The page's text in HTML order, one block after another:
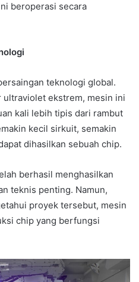
beroperasi secara
teknologi global.
ultraviolet ekstrem, mesin ini
kali lebih tipis dari rambut
kecil sirkuit, semakin
dihasilkan sebuah chip.
berhasil menghasilkan
teknis penting. Namun,
proyek tersebut, mesin
chip yang berfungsi